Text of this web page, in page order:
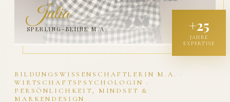
BILDUNGSWISSENSCHAFTLERIN M.A. ·
WIRTSCHAFTSPSYCHOLOGIN ·
PERSÖNLICHKEIT, MINDSET &
MARKENDESIGN
Julia
SPERLING-BEHNE M.A. +25
JAHRE
EXPERTISE